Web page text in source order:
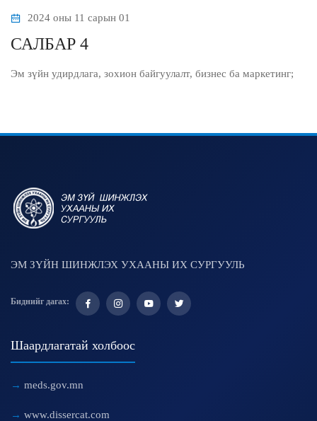
2024 оны 11 сарын 01
САЛБАР 4
Эм зүйн удирдлага, зохион байгуулалт, бизнес ба маркетинг;
ЭМ ЗҮЙН ШИНЖЛЭХ УХААНЫ ИХ СУРГУУЛЬ
Биднийг дагах:
Шаардлагатай холбоос
meds.gov.mn
www.dissercat.com